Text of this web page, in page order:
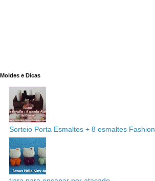
Moldes e Dicas
Sorteio Porta Esmaltes + 8 esmaltes Fashion